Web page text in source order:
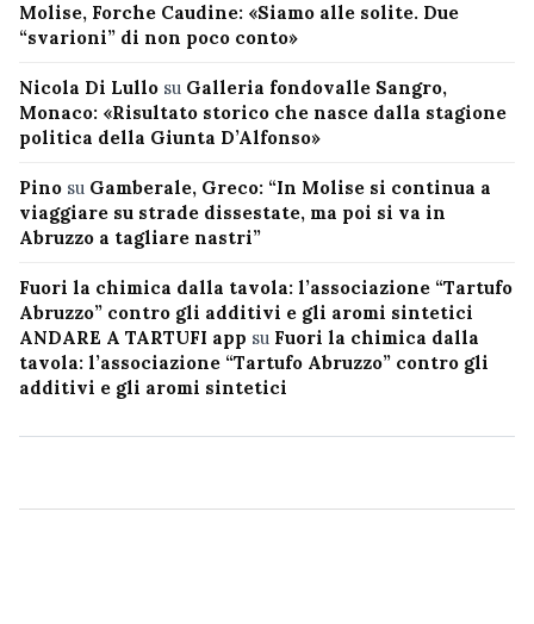
Molise, Forche Caudine: «Siamo alle solite. Due
“svarioni” di non poco conto»
Nicola Di Lullo su Galleria fondovalle Sangro,
Monaco: «Risultato storico che nasce dalla stagione
politica della Giunta D’Alfonso»
Pino su Gamberale, Greco: “In Molise si continua a
viaggiare su strade dissestate, ma poi si va in
Abruzzo a tagliare nastri”
Fuori la chimica dalla tavola: l’associazione “Tartufo
Abruzzo” contro gli additivi e gli aromi sintetici
ANDARE A TARTUFI app su Fuori la chimica dalla
tavola: l’associazione “Tartufo Abruzzo” contro gli
additivi e gli aromi sintetici